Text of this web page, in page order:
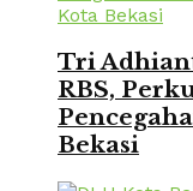
Tri
RBS,
Bekasi